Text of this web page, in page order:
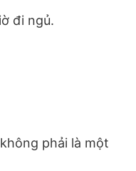
đi ngủ.
phải là một